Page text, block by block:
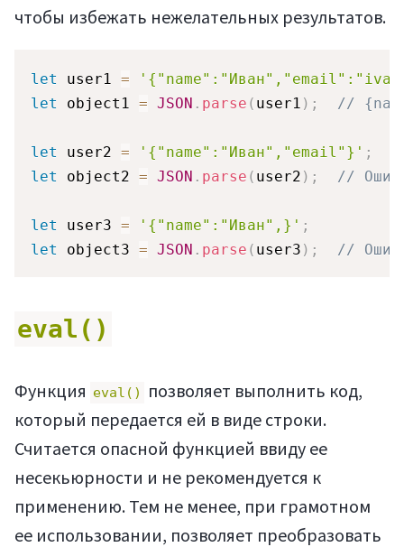
чтобы избежать нежелательных результатов.
let user1 =
let
object1 = JSON . parse ( user1 ) ; //
let user2 = '{"name":"Иван","email"}' ;
let
object2 = JSON . parse ( user2 ) ; //
let user3 = '{"name":"Иван",}' ;
let
object3 = JSON . parse ( user3 ) ; //
eval()
Функция eval()
позволяет выполнить код,
который передается ей в виде строки.
Считается опасной функцией ввиду ее
несекьюрности и не рекомендуется к
применению. Тем не менее, при грамотном
ее использовании, позволяет преобразовать